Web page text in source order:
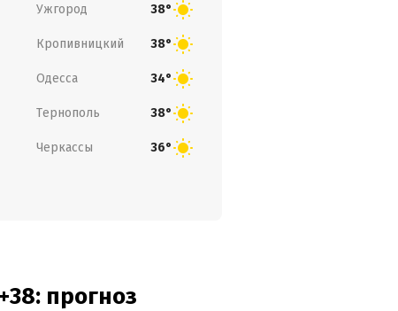
Ужгород 38°
Кропивницкий 38°
Одесса 34°
Тернополь 38°
Черкассы 36°
прогноз